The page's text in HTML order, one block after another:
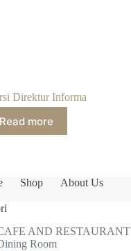
Direktur Informa
Read more
Shop
About Us
AND RESTAURANT
Room